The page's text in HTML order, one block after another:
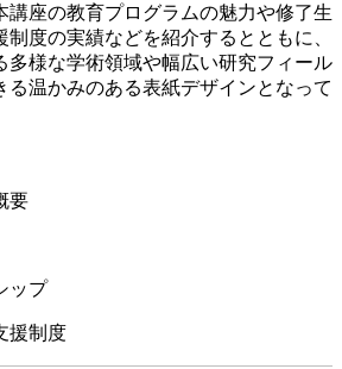
講座の教育プログラムの魅力や修了生
度の実績などを紹介するとともに、
多様な学術領域や幅広い研究フィール
る温かみのある表紙デザインとなって
要
ップ
援制度